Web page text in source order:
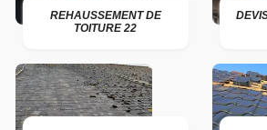
REHAUSSEMENT DE
TOITURE 22